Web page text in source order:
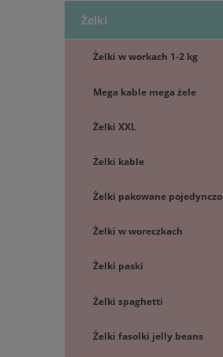
Żelki
Żelki w workach 1-2 kg
Mega kable mega żele
Żelki XXL
Żelki kable
Żelki pakowane pojedynczo
Żelki w woreczkach
Żelki paski
Żelki spaghetti
Żelki fasolki jelly beans